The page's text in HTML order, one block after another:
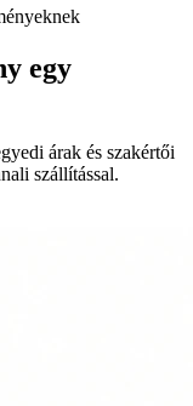
egy
árak és szakértői
szállítással.